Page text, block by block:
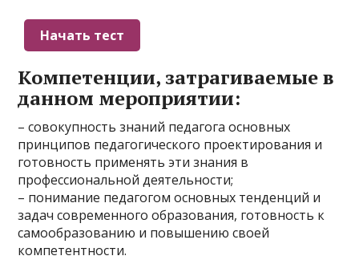
Компетенции, затрагиваемые в
данном мероприятии:
– совокупность знаний педагога основных
принципов педагогического проектирования и
готовность применять эти знания в
профессиональной деятельности;
– понимание педагогом основных тенденций и
задач современного образования, готовность к
самообразованию и повышению своей
компетентности.